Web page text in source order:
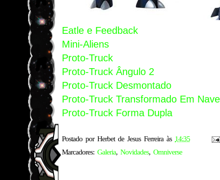
Eatle e Feedback
Mini-Aliens
Proto-Truck
Proto-Truck Ângulo 2
Proto-Truck Desmontado
Proto-Truck Transformado Em Nave
Proto-Truck Forma Dupla
Postado por Herbet de Jesus Ferreira às 14:35
Marcadores: Galeria, Novidades, Omniverse